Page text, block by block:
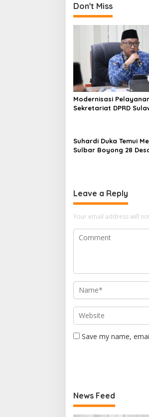
t
n
a
v
i
g
a
t
o
n
Don't Miss
Modernisasi
Sekretariat DPRD
Suhardi Duka Temui
Sulbar Boyong 28
Leave a Reply
Your email address will
Save my name,
News Feed